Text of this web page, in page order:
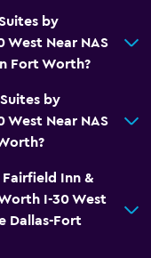
by
Near NAS
Fort Worth?
by
Near NAS
Inn &
I-30 West
Dallas-Fort